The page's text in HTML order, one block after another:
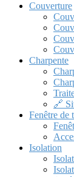
Couverture
Charpente
🔗
Fenêtre de
Isolation